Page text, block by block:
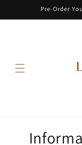
directamente
al contenido
Pre-Order